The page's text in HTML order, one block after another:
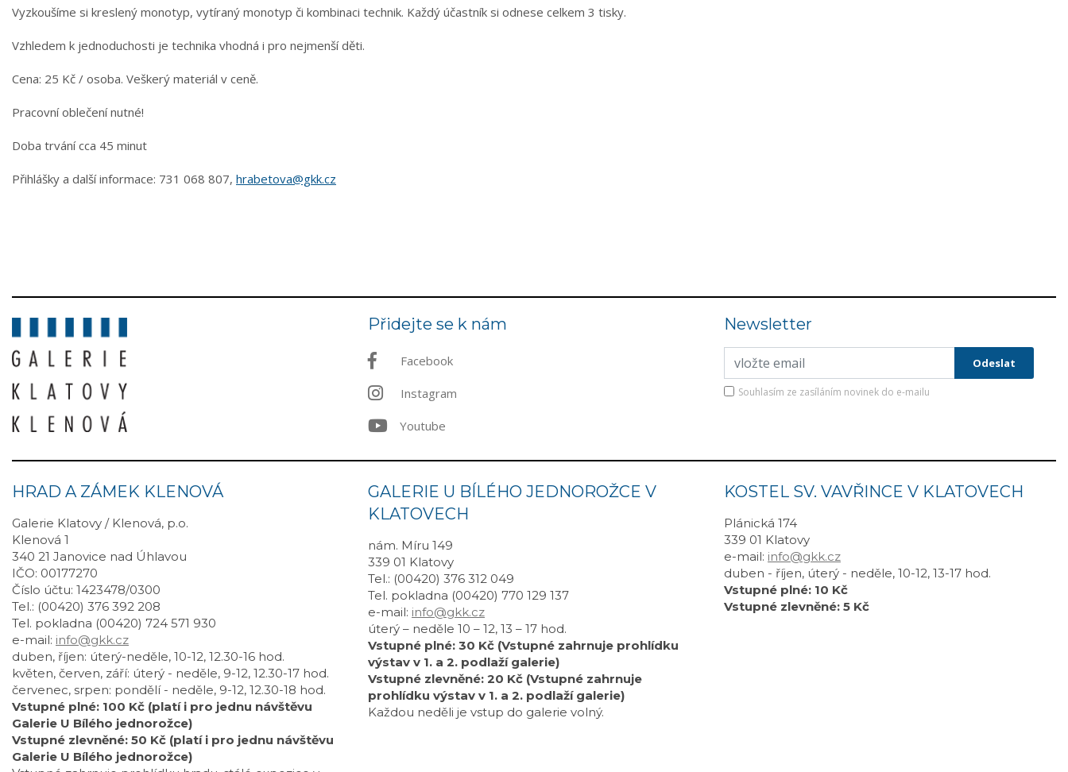
Vyzkoušíme si kreslený monotyp, vytíraný monotyp či kombinaci technik. Každý účastník si odnese celkem 3 tisky.
Vzhledem k jednoduchosti je technika vhodná i pro nejmenší děti.
Cena: 25 Kč / osoba. Veškerý materiál v ceně.
Pracovní oblečení nutné!
Doba trvání cca 45 minut
Přihlášky a další informace: 731 068 807, hrabetova@gkk.cz
Přidejte se k nám
Facebook
Instagram
Youtube
Newsletter
Souhlasím ze zasíláním novinek do e-mailu
HRAD A ZÁMEK KLENOVÁ
Galerie Klatovy / Klenová, p.o.
Klenová 1
340 21 Janovice nad Úhlavou
IČO: 00177270
Číslo účtu: 1423478/0300
Tel.: (00420) 376 392 208
Tel. pokladna (00420) 724 571 930
e-mail: info@gkk.cz
duben, říjen: úterý-neděle, 10-12, 12.30-16 hod.
květen, červen, září: úterý - neděle, 9-12, 12.30-17 hod.
červenec, srpen: pondělí - neděle, 9-12, 12.30-18 hod.
Vstupné plné: 100 Kč (platí i pro jednu návštěvu
Galerie U Bílého jednorožce)
Vstupné zlevněné: 50 Kč (platí i pro jednu návštěvu
Galerie U Bílého jednorožce)
GALERIE U BÍLÉHO JEDNOROŽCE V
KLATOVECH
nám. Míru 149
339 01 Klatovy
Tel.: (00420) 376 312 049
Tel. pokladna (00420) 770 129 137
e-mail: info@gkk.cz
úterý – neděle 10 – 12, 13 – 17 hod.
Vstupné plné: 30 Kč (Vstupné zahrnuje prohlídku
výstav v 1. a 2. podlaží galerie)
Vstupné zlevněné: 20 Kč (Vstupné zahrnuje
prohlídku výstav v 1. a 2. podlaží galerie)
Každou neděli je vstup do galerie volný.
KOSTEL SV. VAVŘINCE V KLATOVECH
Plánická 174
339 01 Klatovy
e-mail: info@gkk.cz
duben - říjen, úterý - neděle, 10-12, 13-17 hod.
Vstupné plné: 10 Kč
Vstupné zlevněné: 5 Kč